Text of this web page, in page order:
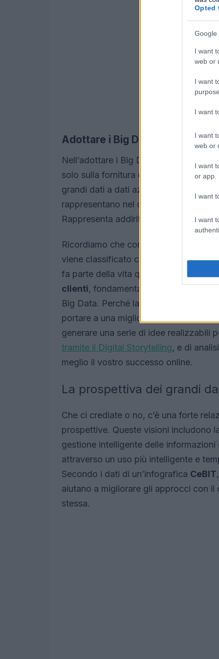
Opted
Google
I want
web or
I want
I want
I want
web or
I want
or app.
I want
I want
Adottare i Big Data
Nell’adottare i Big Data, si deve
solo sulla fornitura di un valore
grandi dati a dati azionabili.Quando si
rappresentano nel contesto del
Rappresenta addirittura un valore per i
Ricordiamo che con Big Data si
viene classificato come strutturato e
fa parte della vita quotidiana delle
clienti, fondamentale per lo sviluppo
Big Data. Perché la business
portare a una migliore comprensione
generare una serie di idee realizzabili
tramite il Digital Storytelling, e di
meglio il vostro successo online.
La prospettiva dei grandi
Che ci crediate o no, c’è una forte
prospettive. Queste visioni includono
gestione intelligente delle informazioni
attraverso un uso più intelligente e
Secondo i dati di un’infografica CeBIT
aiutano a migliorare gli approcci con il
stessa.